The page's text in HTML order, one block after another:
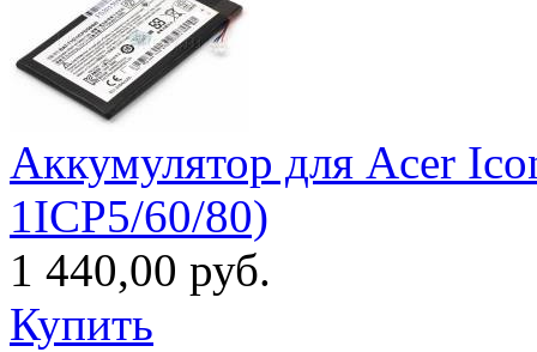
Аккумулятор для Acer
1ICP5/60/80)
1 440,00 руб.
Купить